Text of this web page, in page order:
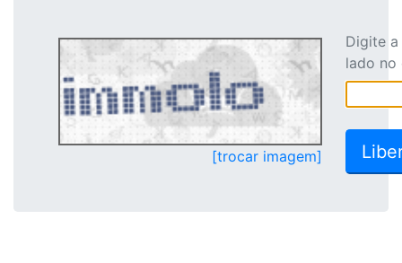
[trocar imagem]
Digite
lado no